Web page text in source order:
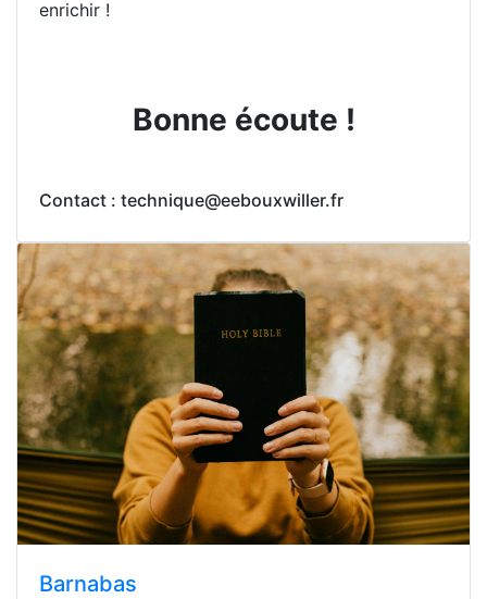
enrichir !
Bonne écoute !
Contact : technique@eebouxwiller.fr
Barnabas